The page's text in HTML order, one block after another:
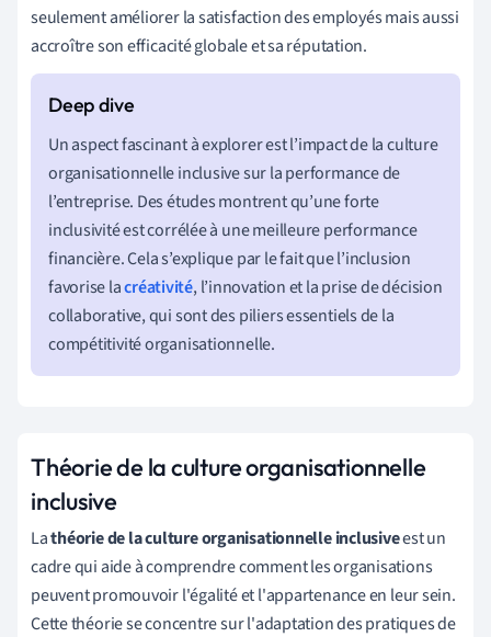
seulement améliorer la satisfaction des employés mais aussi
accroître son efficacité globale et sa réputation.
Un aspect fascinant à explorer est l’impact de la culture
organisationnelle inclusive sur la performance de
l’entreprise. Des études montrent qu’une forte
inclusivité est corrélée à une meilleure performance
financière. Cela s’explique par le fait que l’inclusion
favorise lacréativité, l’innovation et la prise de décision
collaborative, qui sont des piliers essentiels de la
compétitivité organisationnelle.
Théorie de la culture organisationnelle
inclusive
Lathéorie de la culture organisationnelle inclusiveest un
cadre qui aide à comprendre comment les organisations
peuvent promouvoir l'égalité et l'appartenance en leur sein.
Cette théorie se concentre sur l'adaptation des pratiques de